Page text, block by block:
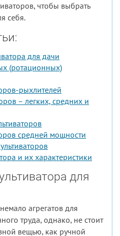
чтобы выбрать
себя.
для дачи
(ротационных)
рыхлителей
– легких, средних и
средней мощности
и их характеристики
для
агрегатов для
труда, однако, не стоит
вещью, как ручной